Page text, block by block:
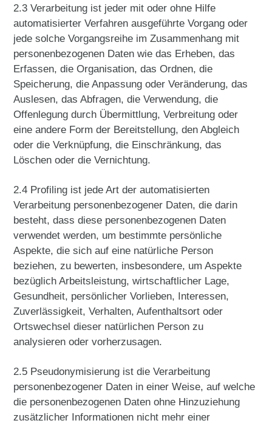
2.3 Verarbeitung ist jeder mit oder ohne Hilfe
automatisierter Verfahren ausgeführte Vorgang oder
jede solche Vorgangsreihe im Zusammenhang mit
personenbezogenen Daten wie das Erheben, das
Erfassen, die Organisation, das Ordnen, die
Speicherung, die Anpassung oder Veränderung, das
Auslesen, das Abfragen, die Verwendung, die
Offenlegung durch Übermittlung, Verbreitung oder
eine andere Form der Bereitstellung, den Abgleich
oder die Verknüpfung, die Einschränkung, das
Löschen oder die Vernichtung.
2.4 Profiling ist jede Art der automatisierten
Verarbeitung personenbezogener Daten, die darin
besteht, dass diese personenbezogenen Daten
verwendet werden, um bestimmte persönliche
Aspekte, die sich auf eine natürliche Person
beziehen, zu bewerten, insbesondere, um Aspekte
bezüglich Arbeitsleistung, wirtschaftlicher Lage,
Gesundheit, persönlicher Vorlieben, Interessen,
Zuverlässigkeit, Verhalten, Aufenthaltsort oder
Ortswechsel dieser natürlichen Person zu
analysieren oder vorherzusagen.
2.5 Pseudonymisierung ist die Verarbeitung
personenbezogener Daten in einer Weise, auf welche
die personenbezogenen Daten ohne Hinzuziehung
zusätzlicher Informationen nicht mehr einer